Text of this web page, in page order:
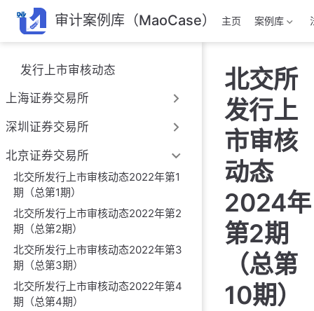
跳
至
主
要
內
容
审计案例库（MaoCase） 主页 案例库
发行上市审核动态
上海证券交易所
深圳证券交易所
北京证券交易所
北交所发行上市审核动态2022年第1
期（总第1期）
北交所发行上市审核动态2022年第2
期（总第2期）
北交所发行上市审核动态2022年第3
期（总第3期）
北交所发行上市审核动态2022年第4
期（总第4期）
北交所
发行上
市审核
动态
2024年
第2期
（总第
10期）